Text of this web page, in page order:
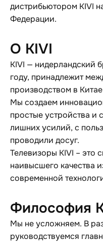
дистрибьютором KIVI
Федерации.
О KIVI
KIVI — нидерландский
году, принадлежит
производством в
Мы создаем
простые устройства и
лишних усилий, с
проводили досуг.
Телевизоры KIVI – это
наивысшего качества
современной
Философия
Мы не усложняем. В
руководствуемся